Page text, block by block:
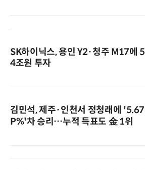
SK하이닉스, 용인 Y2·청주 M17에 5
4조원 투자
김민석, 제주·인천서 정청래에 '5.67
P%'차 승리…누적 득표도 金 1위